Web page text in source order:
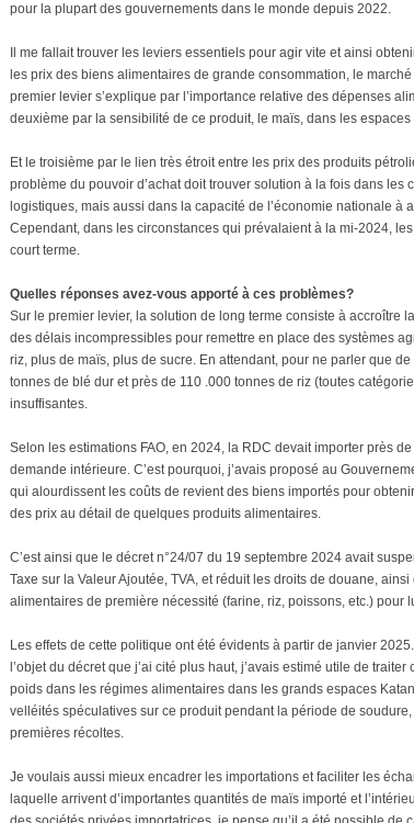
pour la plupart des gouvernements dans le monde depuis 2022.
Il me fallait trouver les leviers essentiels pour agir vite et ainsi
les prix des biens alimentaires de grande consommation, le
premier levier s’explique par l’importance relative des dépenses
deuxième par la sensibilité de ce produit, le maïs, dans les
Et le troisième par le lien très étroit entre les prix des produits
problème du pouvoir d’achat doit trouver solution à la fois dans
logistiques, mais aussi dans la capacité de l’économie nationale à
Cependant, dans les circonstances qui prévalaient à la mi-2024,
court terme.
Quelles réponses avez-vous apporté à ces problèmes?
Sur le premier levier, la solution de long terme consiste à accroître
des délais incompressibles pour remettre en place des systèmes
riz, plus de maïs, plus de sucre. En attendant, pour ne parler que
tonnes de blé dur et près de 110 .000 tonnes de riz (toutes
insuffisantes.
Selon les estimations FAO, en 2024, la RDC devait importer près
demande intérieure. C’est pourquoi, j’avais proposé au
qui alourdissent les coûts de revient des biens importés pour
des prix au détail de quelques produits alimentaires.
C’est ainsi que le décret n°24/07 du 19 septembre 2024 avait
Taxe sur la Valeur Ajoutée, TVA, et réduit les droits de douane,
alimentaires de première nécessité (farine, riz, poissons, etc.) pour
Les effets de cette politique ont été évidents à partir de janvier
l’objet du décret que j’ai cité plus haut, j’avais estimé utile de
poids dans les régimes alimentaires dans les grands espaces
velléités spéculatives sur ce produit pendant la période de
premières récoltes.
Je voulais aussi mieux encadrer les importations et faciliter les
laquelle arrivent d’importantes quantités de maïs importé et